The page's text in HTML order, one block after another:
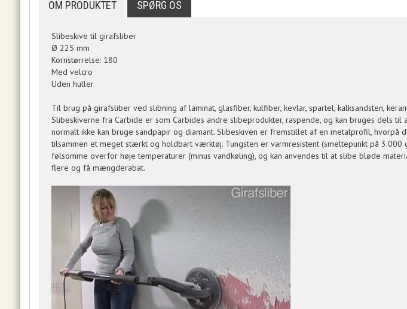
OM PRODUKTET SPØRG OS
Slibeskive til girafsliber
Ø 225 mm
Kornstørrelse: 180
Med velcro
Uden huller
Til brug på girafsliber ved slibning af laminat, glasfiber, kulfiber, kevlar, spartel, kalksandsten,
Slibeskiverne fra Carbide er som Carbides andre slibeprodukter, raspende, og kan bruges
normalt ikke kan bruge sandpapir og diamant. Slibeskiven er fremstillet af en metalprofil,
tilsammen et meget stærkt og holdbart værktøj. Tungsten er varmresistent (smeltepunkt på
følsomme overfor høje temperaturer (minus vandkøling), og kan anvendes til at slibe bløde
flere og få mængderabat.